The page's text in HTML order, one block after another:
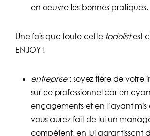
en oeuvre les bonnes pratiques.
Une fois que toute cette todolistest
ENJOY !
entreprise: soyez fière de votre
sur ce professionnel car en
engagements et en l’ayant
vous aurez fait de lui un
compétent, en lui garantissant